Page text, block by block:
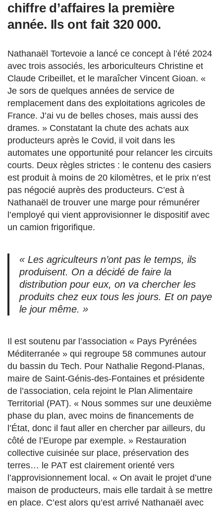
chiffre d’affaires la première
année. Ils ont fait 320 000.
Nathanaël Tortevoie a lancé ce concept à l’été 2024
avec trois associés, les arboriculteurs Christine et
Claude Cribeillet, et le maraîcher Vincent Gioan. «
Je sors de quelques années de service de
remplacement dans des exploitations agricoles de
France. J’ai vu de belles choses, mais aussi des
drames. » Constatant la chute des achats aux
producteurs après le Covid, il voit dans les
automates une opportunité pour relancer les circuits
courts. Deux règles strictes : le contenu des casiers
est produit à moins de 20 kilomètres, et le prix n’est
pas négocié auprès des producteurs. C’est à
Nathanaël de trouver une marge pour rémunérer
l’employé qui vient approvisionner le dispositif avec
un camion frigorifique.
« Les agriculteurs n’ont pas le temps, ils
produisent. On a décidé de faire la
distribution pour eux, on va chercher les
produits chez eux tous les jours. Et on paye
le jour même. »
Il est soutenu par l’association « Pays Pyrénées
Méditerranée » qui regroupe 58 communes autour
du bassin du Tech. Pour Nathalie Regond-Planas,
maire de Saint-Génis-des-Fontaines et présidente
de l’association, cela rejoint le Plan Alimentaire
Territorial (PAT). « Nous sommes sur une deuxième
phase du plan, avec moins de financements de
l’État, donc il faut aller en chercher par ailleurs, du
côté de l’Europe par exemple. » Restauration
collective cuisinée sur place, préservation des
terres… le PAT est clairement orienté vers
l’approvisionnement local. « On avait le projet d’une
maison de producteurs, mais elle tardait à se mettre
en place. C’est alors qu’est arrivé Nathanaël avec